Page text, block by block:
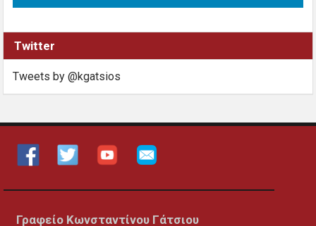
Twitter
Tweets by @kgatsios
Γραφείο Κωνσταντίνου Γάτσιου